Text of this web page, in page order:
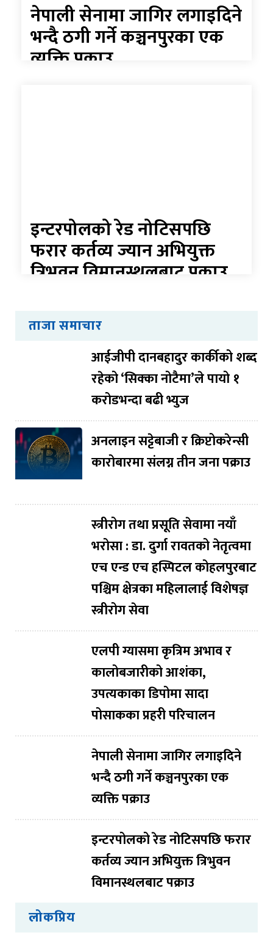
नेपाली सेनामा जागिर लगाइदिने
भन्दै ठगी गर्ने कञ्चनपुरका एक
व्यक्ति पक्राउ
इन्टरपोलको रेड नोटिसपछि
फरार कर्तव्य ज्यान अभियुक्त
त्रिभुवन विमानस्थलबाट पक्राउ
ताजा समाचार
आईजीपी दानबहादुर कार्कीको शब्द
रहेको ‘सिक्का नोटैमा’ले पायो १
करोडभन्दा बढी भ्युज
अनलाइन सट्टेबाजी र क्रिप्टोकरेन्सी
कारोबारमा संलग्न तीन जना पक्राउ
स्त्रीरोग तथा प्रसूति सेवामा नयाँ
भरोसा : डा. दुर्गा रावतको नेतृत्वमा
एच एन्ड एच हस्पिटल कोहलपुरबाट
पश्चिम क्षेत्रका महिलालाई विशेषज्ञ
स्त्रीरोग सेवा
एलपी ग्यासमा कृत्रिम अभाव र
कालोबजारीको आशंका,
उपत्यकाका डिपोमा सादा
पोसाकका प्रहरी परिचालन
नेपाली सेनामा जागिर लगाइदिने
भन्दै ठगी गर्ने कञ्चनपुरका एक
व्यक्ति पक्राउ
इन्टरपोलको रेड नोटिसपछि फरार
कर्तव्य ज्यान अभियुक्त त्रिभुवन
विमानस्थलबाट पक्राउ
लोकप्रिय